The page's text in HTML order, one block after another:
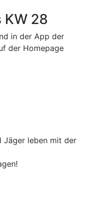
KW 28
in der App der
der Homepage
Jäger leben mit der